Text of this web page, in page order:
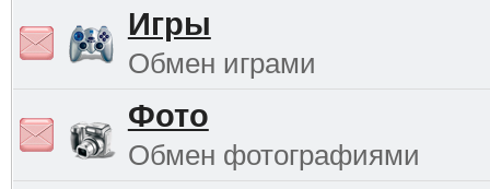
Игры
Обмен играми
Фото
Обмен фотографиями